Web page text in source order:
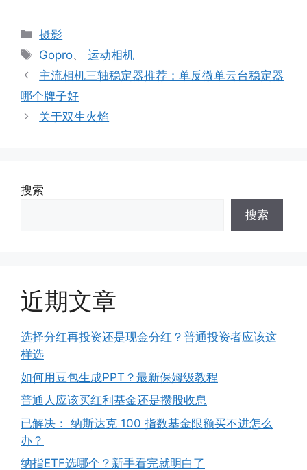
分
类
摄影
标
签
Gopro、运动相机
主流相机三轴稳定器推荐：单反微单云台稳定器
哪个牌子好
关于双生火焰
搜索
搜索
近期文章
选择分红再投资还是现金分红？普通投资者应该这
样选
如何用豆包生成PPT？最新保姆级教程
普通人应该买红利基金还是攒股收息
已解决： 纳斯达克 100 指数基金限额买不进怎么
办？
纳指ETF选哪个？新手看完就明白了